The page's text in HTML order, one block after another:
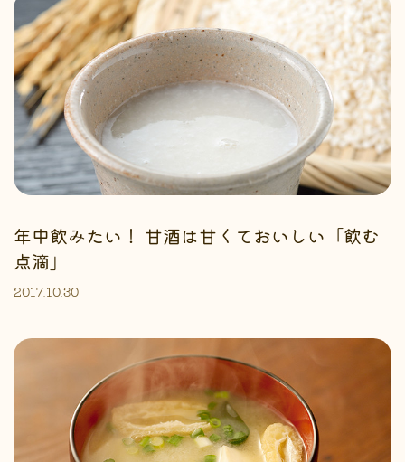
年中飲みたい！ 甘酒は甘くておいしい「飲む
点滴」
2017.10.30